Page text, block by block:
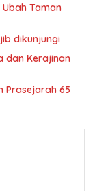
Taman
dikunjungi
dan Kerajinan
Prasejarah 65